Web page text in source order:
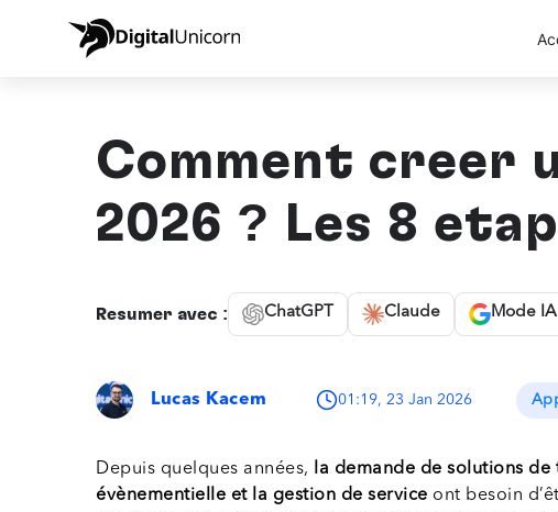
Comment créer
2026 ? Les 8
Résumer avec : ChatGPT Claude Mode IA
Lucas Kacem 01:19, 23 Jan 2026
Depuis quelques années, la demande de solutions
évènementielle et la gestion de service ont besoin